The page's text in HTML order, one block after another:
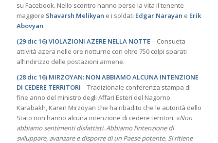
su Facebook. Nello scontro hanno perso la vita il tenente
maggiore Shavarsh Melikyan e i soldati Edgar Narayan e Erik
Abovyan.
(29 dic 16) VIOLAZIONI AZERE NELLA NOTTE– Consueta
attività azera nelle ore notturne con oltre 750 colpi sparati
all’indirizzo delle postazioni armene.
(28 dic 16) MIRZOYAN: NON ABBIAMO ALCUNA INTENZIONE
DI CEDERE TERRITORI – Tradizionale conferenza stampa di
fine anno del ministro degli Affari Esteri del Nagorno
Karabakh, Karen Mirzoyan che ha ribadito che le autorità dello
Stato non hanno alcuna intenzione di cedere territori. «Non
abbiamo sentimenti disfattisti. Abbiamo l’intenzione di
sviluppare, avanzare e disporre di un Paese potente. Si ritiene